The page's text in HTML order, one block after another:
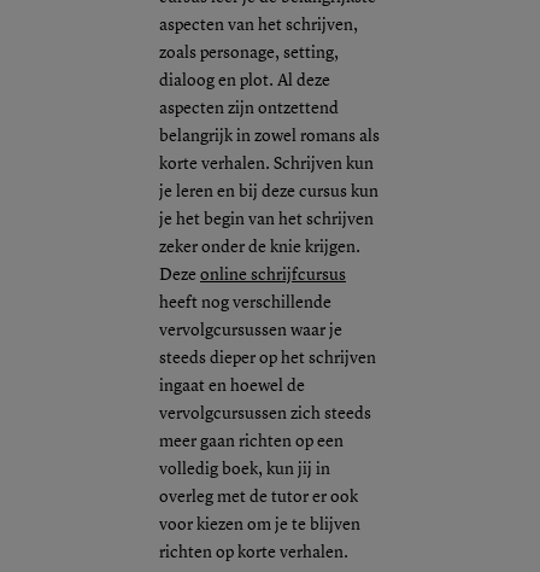
aspecten van het schrijven,
zoals personage, setting,
dialoog en plot. Al deze
aspecten zijn ontzettend
belangrijk in zowel romans als
korte verhalen. Schrijven kun
je leren en bij deze cursus kun
je het begin van het schrijven
zeker onder de knie krijgen.
Deze online schrijfcursus
heeft nog verschillende
vervolgcursussen waar je
steeds dieper op het schrijven
ingaat en hoewel de
vervolgcursussen zich steeds
meer gaan richten op een
volledig boek, kun jij in
overleg met de tutor er ook
voor kiezen om je te blijven
richten op korte verhalen.